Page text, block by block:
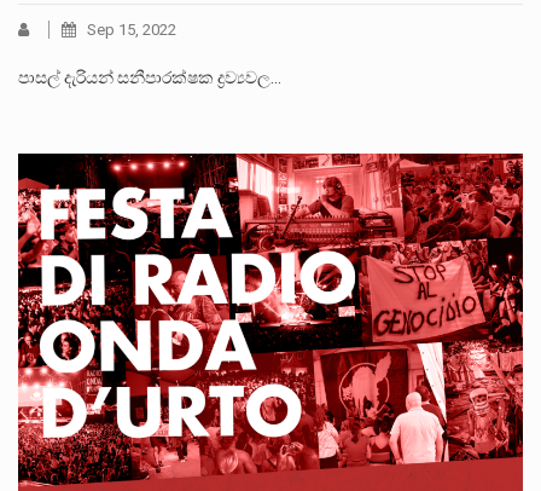
Sep 15, 2022
පාසල් දැරියන් සනීපාරක්ෂක ද්‍රව්‍යවල…